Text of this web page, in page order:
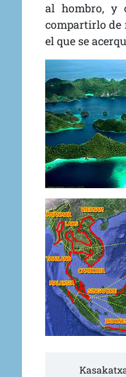
al hombro, y
compartirlo de
el que se